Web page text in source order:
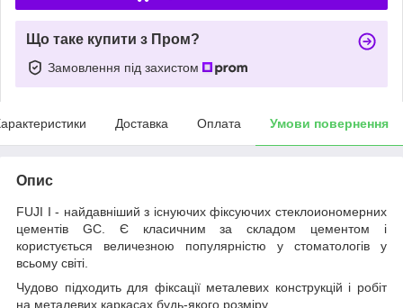
Що таке купити з Пром?
Замовлення під захистом
Доставка Оплата Умови повернення
Опис
FUJI I - найдавніший з існуючих фіксуючих стеклоиономерних
цементів GC. Є класичним за складом цементом і
користується величезною популярністю у стоматологів у
всьому світі.
Чудово підходить для фіксації металевих конструкцій і робіт
на металевих каркасах будь-якого розміру.